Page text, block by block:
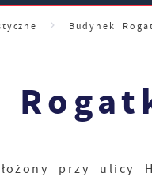
Budynek
przy ulicy